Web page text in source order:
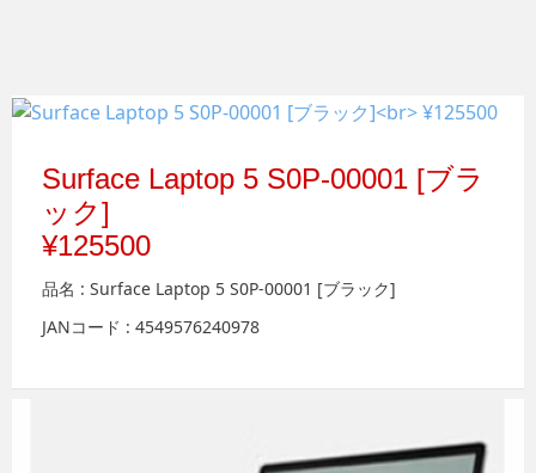
Surface Laptop 5 S0P-00001 [ブラ
ック]
¥125500
品名 : Surface Laptop 5 S0P-00001 [ブラック]
JANコード : 4549576240978